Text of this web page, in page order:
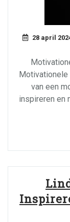
28 april
Motivationele
van een
inspireren en